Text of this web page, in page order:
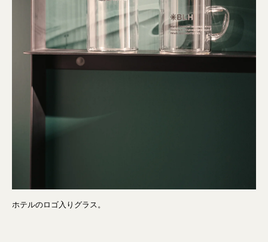
ホテルのロゴ入りグラス。